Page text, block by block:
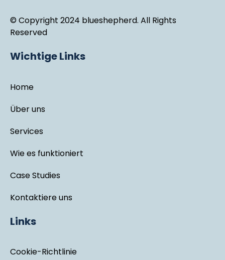
© Copyright 2024 blueshepherd. All Rights
Reserved
Wichtige Links
Home
Über uns
Services
Wie es funktioniert
Case Studies
Kontaktiere uns
Links
Cookie-Richtlinie